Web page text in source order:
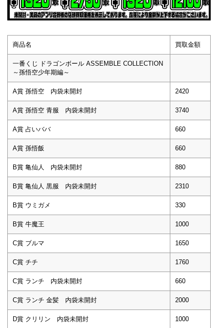
商品名 買取金額
一番くじ ドラゴンボール ASSEMBLE COLLECTION
～孫悟空少年期編～
A賞 孫悟空 内袋未開封 2420
A賞 孫悟空 青服 内袋未開封 3740
A賞 占いババ 660
A賞 孫悟飯 660
B賞 亀仙人 内袋未開封 880
B賞 亀仙人 黒服 内袋未開封 2310
B賞 ウミガメ 330
B賞 牛魔王 1000
C賞 ブルマ 1650
C賞 チチ 1760
C賞 ランチ 内袋未開封 660
C賞 ランチ 金髪 内袋未開封 2000
D賞 クリリン 内袋未開封 1000